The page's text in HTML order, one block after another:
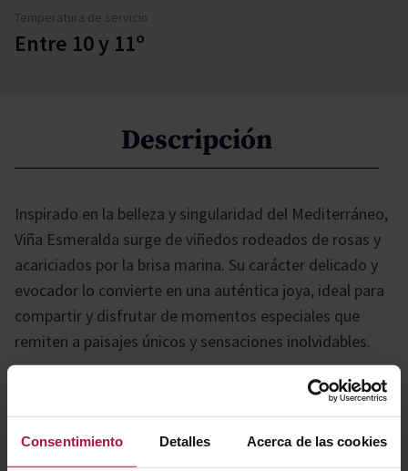
Consentimiento Detalles Acerca de las cookies
Temperatura de servicio
Entre 10 y 11º
Descripción
Inspirado en la belleza y singularidad del Mediterráneo,
Viña Esmeralda surge de viñedos rodeados de rosas y
acariciados por la brisa marina. Su carácter delicado y
evocador lo convierte en una auténtica joya, ideal para
compartir y disfrutar de momentos especiales que
remiten a paisajes únicos y sensaciones inolvidables.
Gastronomía